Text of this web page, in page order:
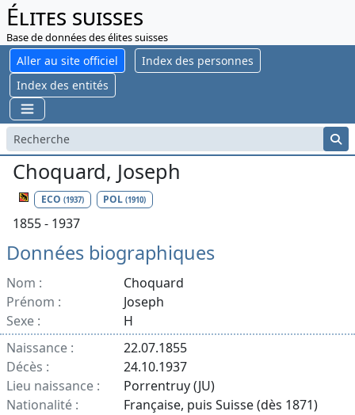
Élites suisses
Base de données des élites suisses
Aller au site officiel
Index des personnes
Index des entités
Choquard, Joseph
ECO (1937) POL(1910)
1855 - 1937
Données biographiques
Nom :
Choquard
Prénom :
Joseph
Sexe :
H
Naissance :
22.07.1855
Décès :
24.10.1937
Lieu naissance :
Porrentruy (JU)
Nationalité :
Française, puis Suisse (dès 1871)